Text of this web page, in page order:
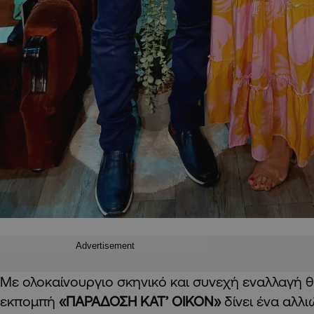
Advertisement
Με ολοκαίνουργιο σκηνικό και συνεχή εναλλαγή
εκπομπή «ΠΑΡΑΔΟΣΗ ΚΑΤ’ ΟΙΚΟΝ»δίνει ένα